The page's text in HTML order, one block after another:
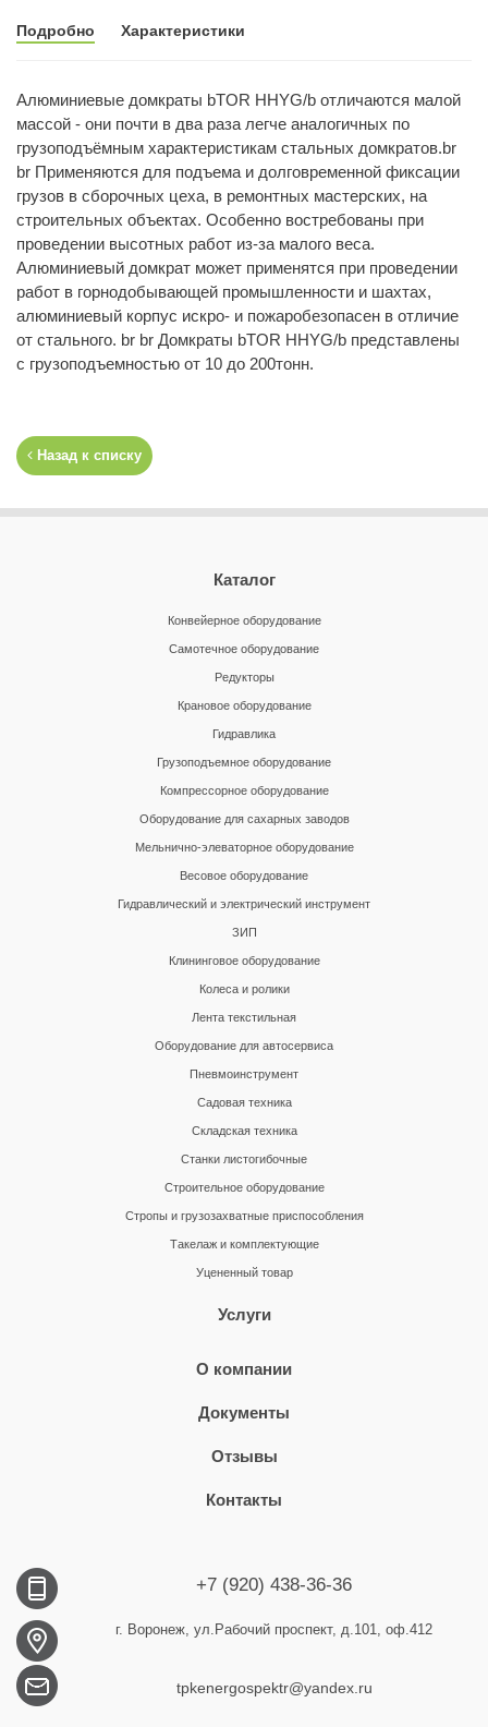
Подробно Характеристики
Алюминиевые домкраты bTOR HHYG/b отличаются малой
массой - они почти в два раза легче аналогичных по
грузоподъёмным характеристикам стальных домкратов.br
br Применяются для подъема и долговременной фиксации
грузов в сборочных цеха, в ремонтных мастерских, на
строительных объектах. Особенно востребованы при
проведении высотных работ из-за малого веса.
Алюминиевый домкрат может применятся при проведении
работ в горнодобывающей промышленности и шахтах,
алюминиевый корпус искро- и пожаробезопасен в отличие
от стального. br br Домкраты bTOR HHYG/b представлены
с грузоподъемностью от 10 до 200тонн.
Назад к списку
Каталог
Конвейерное оборудование
Самотечное оборудование
Редукторы
Крановое оборудование
Гидравлика
Грузоподъемное оборудование
Компрессорное оборудование
Оборудование для сахарных заводов
Мельнично-элеваторное оборудование
Весовое оборудование
Гидравлический и электрический инструмент
ЗИП
Клининговое оборудование
Колеса и ролики
Лента текстильная
Оборудование для автосервиса
Пневмоинструмент
Садовая техника
Складская техника
Станки листогибочные
Строительное оборудование
Стропы и грузозахватные приспособления
Такелаж и комплектующие
Уцененный товар
Услуги
О компании
Документы
Отзывы
Контакты
+7 (920) 438-36-36
г. Воронеж, ул.Рабочий проспект, д.101, оф.412
tpkenergospektr@yandex.ru